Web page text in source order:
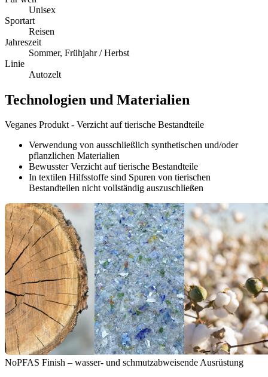
Unisex
Sportart
Reisen
Jahreszeit
Sommer, Frühjahr / Herbst
Linie
Autozelt
Technologien und Materialien
Veganes Produkt - Verzicht auf tierische Bestandteile
Verwendung von ausschließlich synthetischen und/oder
pflanzlichen Materialien
Bewusster Verzicht auf tierische Bestandteile
In textilen Hilfsstoffe sind Spuren von tierischen
Bestandteilen nicht vollständig auszuschließen
NoPFAS Finish – wasser- und schmutzabweisende Ausrüstung